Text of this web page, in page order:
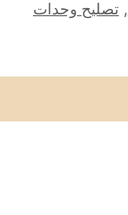
,تصليح وحدات